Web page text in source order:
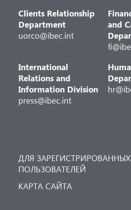
Clients Relationship
Department
uorco@ibec.int
and
International
Relations and
Information Division
press@ibec.int
ДЛЯ ЗАРЕГИСТРИРОВАННЫХ
ПОЛЬЗОВАТЕЛЕЙ
КАРТА САЙТА